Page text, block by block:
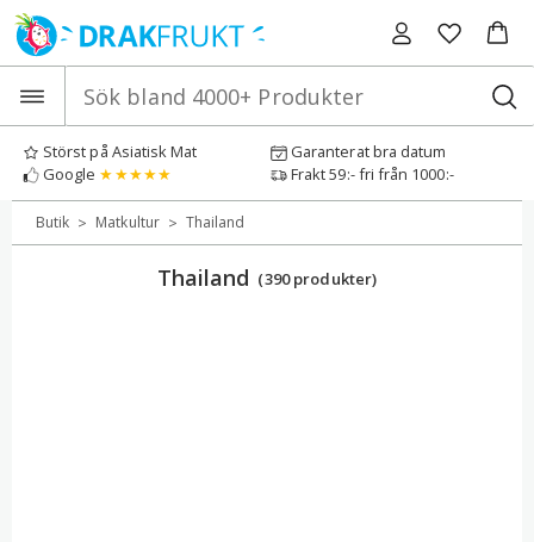
Hoppa
till
innehåll
Störst på Asiatisk Mat
Garanterat bra datum
Google ★★★★★ Frakt 59:- fri från 1000:-
Butik > Matkultur > Thailand
Thailand (390 produkter)